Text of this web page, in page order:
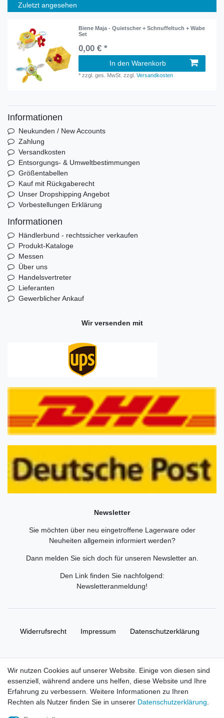
Zuletzt angesehen
Biene Maja - Quietscher + Schnuffeltuch + Wabe
Set
0,00 € *
In den Warenkorb
*zzgl. ges. MwSt. zzgl.Versandkosten
Informationen
Neukunden / New Accounts
Zahlung
Versandkosten
Entsorgungs- & Umweltbestimmungen
Größentabellen
Kauf mit Rückgaberecht
Unser Dropshipping Angebot
Vorbestellungen Erklärung
Informationen
Händlerbund - rechtssicher verkaufen
Produkt-Kataloge
Messen
Über uns
Handelsvertreter
Lieferanten
Gewerblicher Ankauf
Wir versenden mit
Newsletter
Sie möchten über neu eingetroffene Lagerware oder
Neuheiten allgemein informiert werden?
Dann melden Sie sich doch für unseren Newsletter an.
Den Link finden Sie nachfolgend:
Newsletteranmeldung!
Widerrufs­recht Impressum Daten­schutz­erklärung
© Copyright 2026 | Alle Rechte vorbehalten. HL-
Handelsgesellschaft mbH.
Wir nutzen Cookies auf unserer Website. Einige von diesen sind
essenziell, während andere uns helfen, diese Website und Ihre
Erfahrung zu verbessern. Weitere Informationen zu Ihren
Rechten als Nutzer finden Sie in unserer Daten­schutz­erklärung